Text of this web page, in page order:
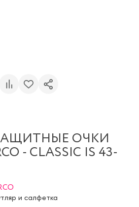
ОЧКИ
- CLASSIC IS 43-
и салфетка